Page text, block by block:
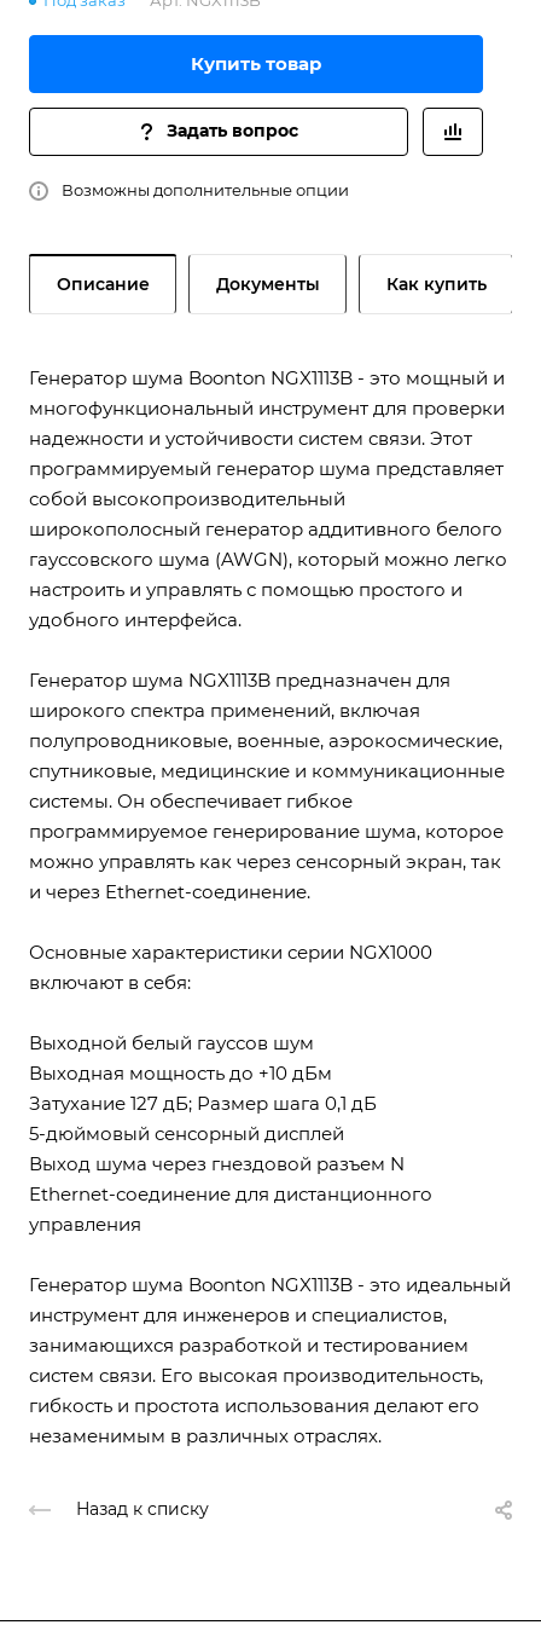
Купить товар
Задать вопрос
Возможны дополнительные опции
Описание Документы Как купить
Генератор шума Boonton NGX1113B - это мощный и
многофункциональный инструмент для проверки
надежности и устойчивости систем связи. Этот
программируемый генератор шума представляет
собой высокопроизводительный
широкополосный генератор аддитивного белого
гауссовского шума (AWGN), который можно легко
настроить и управлять с помощью простого и
удобного интерфейса.
Генератор шума NGX1113B предназначен для
широкого спектра применений, включая
полупроводниковые, военные, аэрокосмические,
спутниковые, медицинские и коммуникационные
системы. Он обеспечивает гибкое
программируемое генерирование шума, которое
можно управлять как через сенсорный экран, так
и через Ethernet-соединение.
Основные характеристики серии NGX1000
включают в себя:
Выходной белый гауссов шум
Выходная мощность до +10 дБм
Затухание 127 дБ; Размер шага 0,1 дБ
5-дюймовый сенсорный дисплей
Выход шума через гнездовой разъем N
Ethernet-соединение для дистанционного
управления
Генератор шума Boonton NGX1113B - это идеальный
инструмент для инженеров и специалистов,
занимающихся разработкой и тестированием
систем связи. Его высокая производительность,
гибкость и простота использования делают его
незаменимым в различных отраслях.
Назад к списку